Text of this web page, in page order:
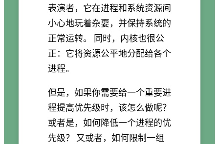
表演者，它在进程和系统资源间
小心地玩着杂耍，并保持系统的
正常运转。 同时，内核也很公
正：它将资源公平地分配给各个
进程。
但是，如果你需要给一个重要进
程提高优先级时，该怎么做呢？
或者是，如何降低一个进程的优
先级？ 又或者，如何限制一组